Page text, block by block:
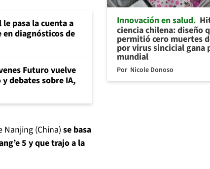
pasa la cuenta a
diagnósticos de
Futuro vuelve
debates sobre IA,
(China) se basa
5 y que trajo a la
Innovación en salud
ciencia chilena: diseño
permitió cero muertes
por virus sincicial gana
mundial
Por Nicole Donoso